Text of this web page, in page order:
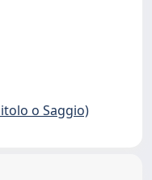
o Saggio)